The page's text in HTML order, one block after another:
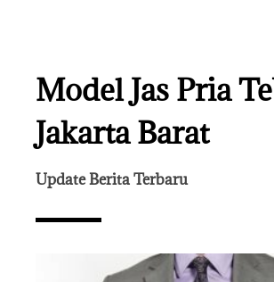
Model Jas Pria
Jakarta Barat
Update Berita Terbaru